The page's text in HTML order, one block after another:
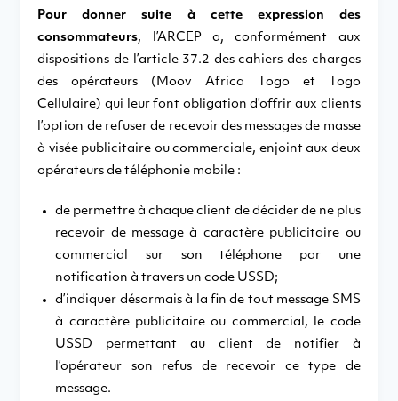
Pour donner suite à cette expression des
consommateurs, l’ARCEP a, conformément aux
dispositions de l’article 37.2 des cahiers des charges
des opérateurs (Moov Africa Togo et Togo
Cellulaire) qui leur font obligation d’offrir aux clients
l’option de refuser de recevoir des messages de masse
à visée publicitaire ou commerciale, enjoint aux deux
opérateurs de téléphonie mobile :
de permettre à chaque client de décider de ne plus
recevoir de message à caractère publicitaire ou
commercial sur son téléphone par une
notification à travers un code USSD;
d’indiquer désormais à la fin de tout message SMS
à caractère publicitaire ou commercial, le code
USSD permettant au client de notifier à
l’opérateur son refus de recevoir ce type de
message.